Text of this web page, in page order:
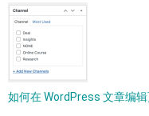
如何在 WordPress 文章编